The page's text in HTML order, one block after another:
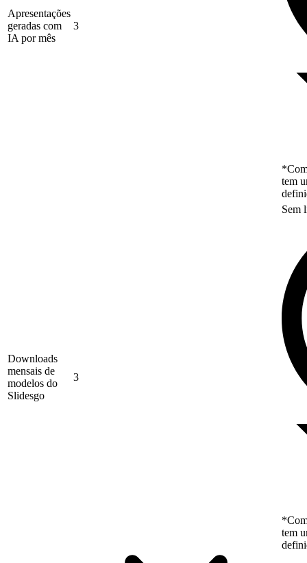
Apresentações
geradas com
IA por mês
3
tem
Downloads
mensais de
modelos do
Slidesgo
3
Sem
tem